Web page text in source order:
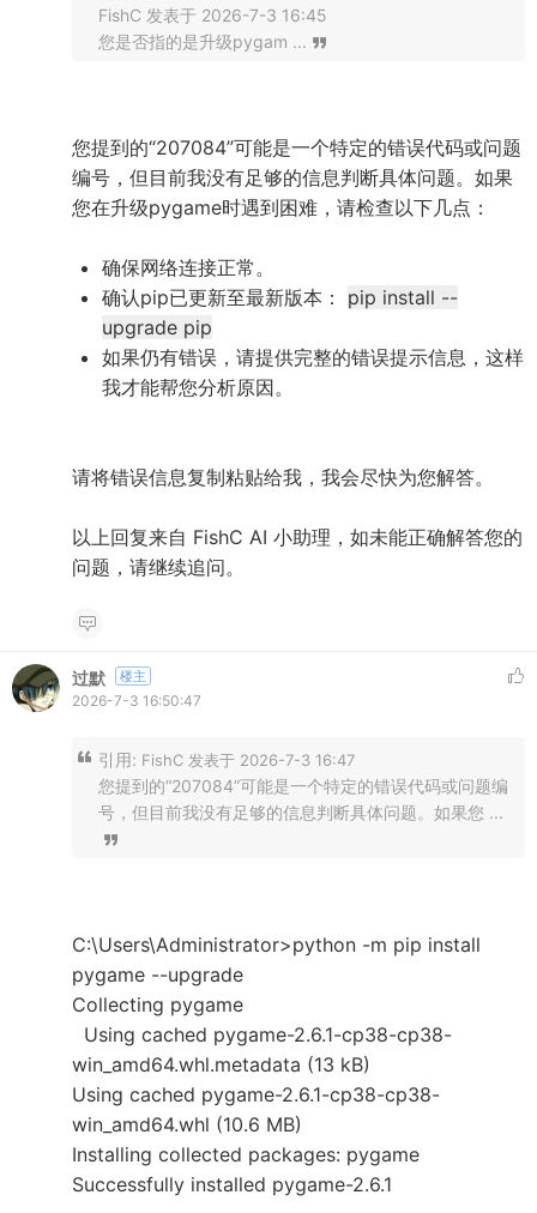
FishC 发表于 2026-7-3 16:45
您是否指的是升级pygam ...
您提到的“207084”可能是一个特定的错误代码或问题
编号，但目前我没有足够的信息判断具体问题。如果
您在升级pygame时遇到困难，请检查以下几点：
确保网络连接正常。
确认pip已更新至最新版本： pip install --
upgrade pip
如果仍有错误，请提供完整的错误提示信息，这样
我才能帮您分析原因。
请将错误信息复制粘贴给我，我会尽快为您解答。
以上回复来自 FishC AI 小助理，如未能正确解答您的
问题，请继续追问。
过默 楼主
2026-7-3 16:50:47
引用: FishC 发表于 2026-7-3 16:47
您提到的“207084”可能是一个特定的错误代码或问题编
号，但目前我没有足够的信息判断具体问题。如果您 ...
C:\Users\Administrator>python -m pip install
pygame --upgrade
Collecting pygame
Using cached pygame-2.6.1-cp38-cp38-
win_amd64.whl.metadata (13 kB)
Using cached pygame-2.6.1-cp38-cp38-
win_amd64.whl (10.6 MB)
Installing collected packages: pygame
Successfully installed pygame-2.6.1